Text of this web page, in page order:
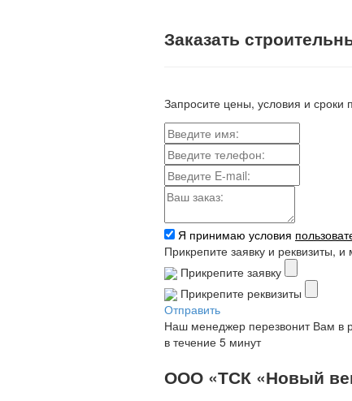
Заказать
Запросите цены, условия и сроки
Я принимаю условия
Прикрепите заявку и реквизиты,
Прикрепите заявку
Прикрепите реквизиты
Отправить
Наш менеджер перезвонит Вам в
в течение 5 минут
ООО «ТСК «Новый